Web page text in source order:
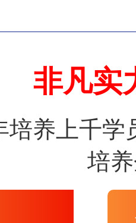
非凡实
培养上千
培